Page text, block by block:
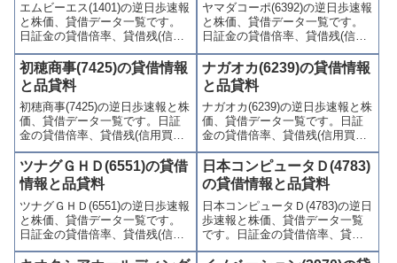
エムビーエス(1401)の逆日歩速報
と株価、貸借データ一覧です。
日証金の貸借倍率、貸借残(信用
買残、信用売残)、品貸料(逆日
歩)、東証の週末残高、規制(注意
喚起・申込停止)など、空売り関
連情報を集計し、図解でわかり
やすくまとめて掲載していま
す。
ヤマダコーポ(6392)の逆日歩速報
と株価、貸借データ一覧です。
日証金の貸借倍率、貸借残(信用
買残、信用売残)、品貸料(逆日
歩)、東証の週末残高、規制(注意
喚起・申込停止)など、空売り関
連情報を集計し、図解でわかり
やすくまとめて掲載していま
す。
初穂商事(7425)の貸借情報
と品貸料
初穂商事(7425)の逆日歩速報と株
価、貸借データ一覧です。日証
金の貸借倍率、貸借残(信用買
残、信用売残)、品貸料(逆日
歩)、東証の週末残高、規制(注意
喚起・申込停止)など、空売り関
連情報を集計し、図解でわかり
やすくまとめて掲載していま
す。
ナガオカ(6239)の貸借情報
と品貸料
ナガオカ(6239)の逆日歩速報と株
価、貸借データ一覧です。日証
金の貸借倍率、貸借残(信用買
残、信用売残)、品貸料(逆日
歩)、東証の週末残高、規制(注意
喚起・申込停止)など、空売り関
連情報を集計し、図解でわかり
やすくまとめて掲載していま
す。
ツナグＧＨＤ(6551)の貸借
情報と品貸料
ツナグＧＨＤ(6551)の逆日歩速報
と株価、貸借データ一覧です。
日証金の貸借倍率、貸借残(信用
買残、信用売残)、品貸料(逆日
日本コンピュータＤ(4783)
の貸借情報と品貸料
日本コンピュータＤ(4783)の逆日
歩速報と株価、貸借データ一覧
です。日証金の貸借倍率、貸借
残(信用買残、信用売残)、品貸料